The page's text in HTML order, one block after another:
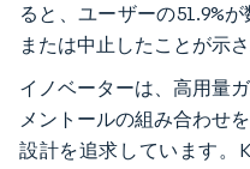
ると、ユーザーの51.9%
または中止したことが示さ
イノベーターは、高用量
メントールの組み合わせ
設計を追求しています。